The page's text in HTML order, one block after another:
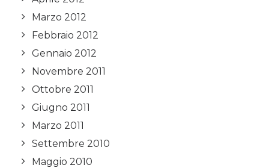
Marzo 2012
Febbraio 2012
Gennaio 2012
Novembre 2011
Ottobre 2011
Giugno 2011
Marzo 2011
Settembre 2010
Maggio 2010